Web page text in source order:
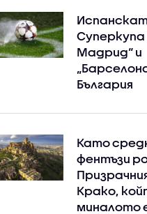
Суперкупа
Мадрид“ и
България
Като
фентъзи
Крако,
миналото